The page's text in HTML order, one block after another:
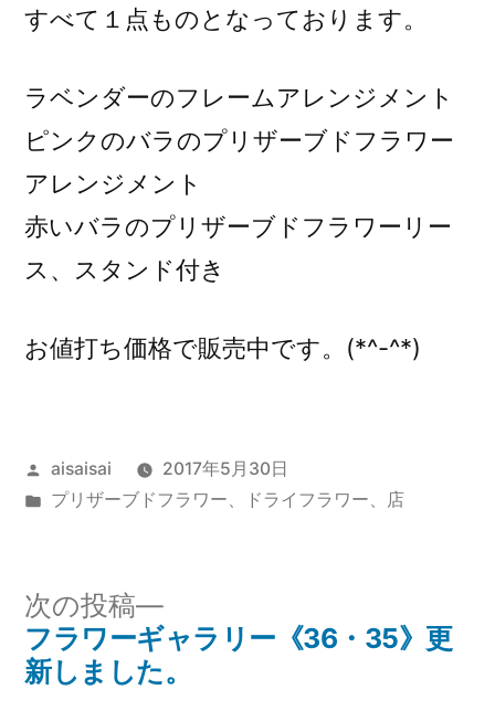
すべて１点ものとなっております。
ラベンダーのフレームアレンジメント
ピンクのバラのプリザーブドフラワー
アレンジメント
赤いバラのプリザーブドフラワーリー
ス、スタンド付き
お値打ち価格で販売中です。(*^-^*)
投
稿
aisaisai
2017年5月30日
カ
ー:
プリザーブドフラワー、ドライフラワー、 店
投
次の投稿
次
の
投
フラワーギャラリー《36・35》更
新しました。